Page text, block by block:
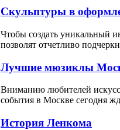
Скульптуры в
Чтобы создать уникальный
позволят отчетливо
Лучшие мюзиклы
Вниманию любителей
события в Москве сегодня
История Ленкома